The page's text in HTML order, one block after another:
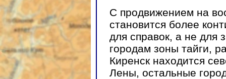
С продвижением на
становится более
для справок, а не для
городам зоны тайги,
Киренск находится
Лены, остальные